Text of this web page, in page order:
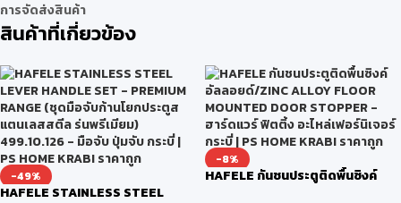
การจัดส่งสินค้า
สินค้าที่เกี่ยวข้อง
-49%
HAFELE STAINLESS STEEL
-8%
HAFELE กันชนประตูติดพื้นซิงค์